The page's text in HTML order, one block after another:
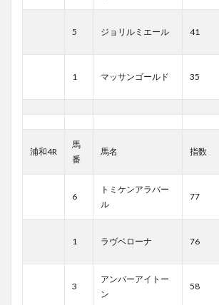
5 ジョリルミエール 41
1 マッサンゴールド 35
浦和4R
馬
番
馬名 指数
6
トミケンアラバー
ル
77
1 ラヴベローナ 76
3
アンバーアイトー
ン
58